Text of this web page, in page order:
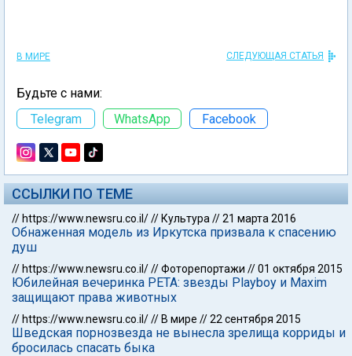
В МИРЕ СЛЕДУЮЩАЯ СТАТЬЯ
Будьте с нами:
Telegram
WhatsApp Facebook
ССЫЛКИ ПО ТЕМЕ
// https://www.newsru.co.il/// Культура //21 марта 2016
Обнаженная модель из Иркутска призвала к спасению
душ
// https://www.newsru.co.il///Фоторепортажи //01 октября 2015
Юбилейная вечеринка PETA: звезды Playboy и Maxim
защищают права животных
// https://www.newsru.co.il/// В мире //22 сентября 2015
Шведская порнозвезда не вынесла зрелища корриды и
бросилась спасать быка